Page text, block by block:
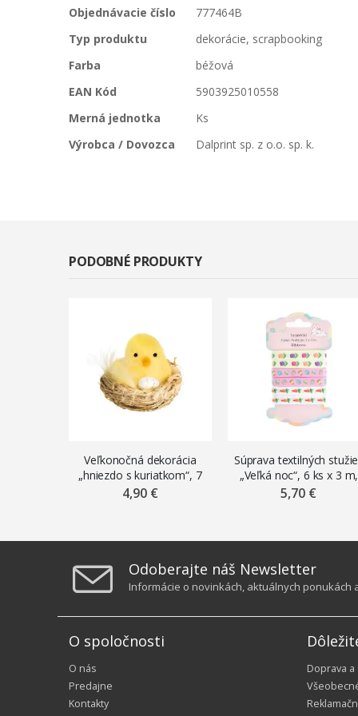
Viac
informácií
Objednávacie číslo
777464B
Typ produktu
dekorácie, scrapbooking
Farba
béžová
EAN Kód
5903925010558
Merná jednotka
Ks
Výrobca / Dovozca
Dalprint sp. z o.o. sp. k.
PODOBNÉ PRODUKTY
Veľkonočná dekorácia
„hniezdo s kuriatkom“, 7
cm
4,90 €
Súprava textilných
„Veľká noc“, 6 ks x 3 m,
mix motívov
5,70 €
Odoberajte náš Newsletter
Informácie o novinkách, aktuálnych ponukách
O spoločnosti
O nás
Predajne
Kontakty
Doprava